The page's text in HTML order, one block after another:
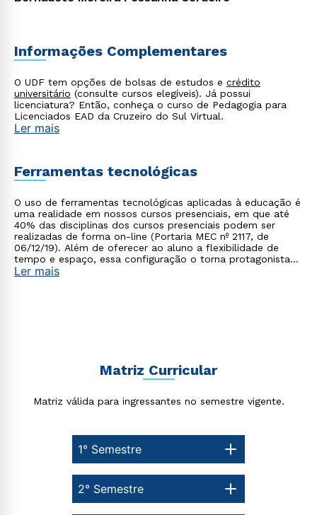
Informações Complementares
O UDF tem opções de bolsas de estudos e crédito
universitário (consulte cursos elegíveis). Já possui
licenciatura? Então, conheça o curso de Pedagogia para
Licenciados EAD da Cruzeiro do Sul Virtual.
Ler mais
Ferramentas tecnológicas
O uso de ferramentas tecnológicas aplicadas à educação é
uma realidade em nossos cursos presenciais, em que até
40% das disciplinas dos cursos presenciais podem ser
realizadas de forma on-line (Portaria MEC nº 2117, de
06/12/19). Além de oferecer ao aluno a flexibilidade de
tempo e espaço, essa configuração o torna protagonista
no processo de construção do seu conhecimento.
Ler mais
Matriz Curricular
Matriz válida para ingressantes no semestre vigente.
1° Semestre
2° Semestre
WhatsApp
ou
Estou de acordo com aPolítica de Privacidade.e
autorizo que meus dados sejam utilizados para o
envio de conteúdos da Cruzeiro do Sul.